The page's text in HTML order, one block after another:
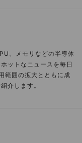
、メモリなどの半導体
ットなニュースを毎日
範囲の拡大とともに成
介します。